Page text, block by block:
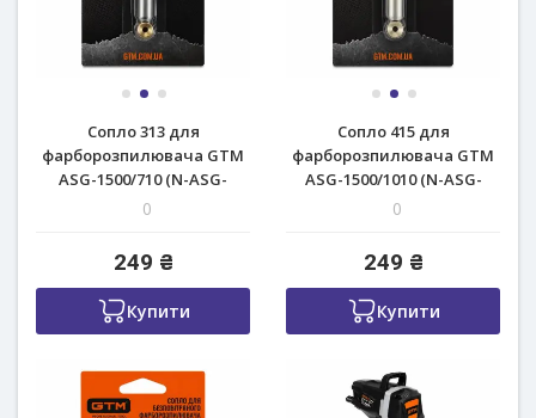
Сопло 313 для
фарборозпилювача GTM
ASG-1500/710 (N-ASG-
1500/710)
0
249 ₴
Купити
Сопло 415 для
фарборозпилювача GTM
ASG-1500/1010 (N-ASG-
1500/1010)
0
249 ₴
Купити